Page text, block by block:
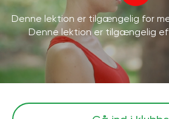
Denne lektion er tilgængelig for
Denne lektion er tilgængelig